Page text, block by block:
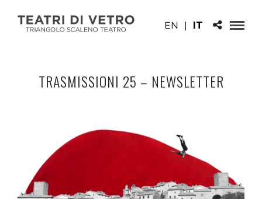
EN | IT
TRASMISSIONI 25 – NEWSLETTER